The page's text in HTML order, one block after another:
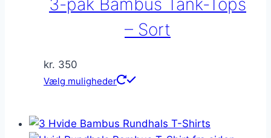
vælges
på
varesiden
3-pak Bambus Tank-Tops
– Sort
kr. 350
Vælg muligheder
Dette
flere